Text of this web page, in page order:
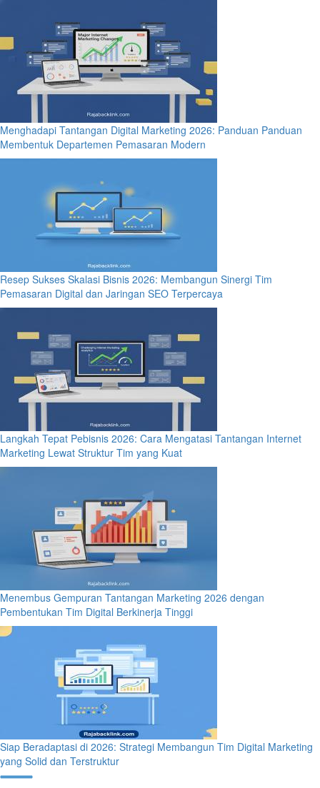
Menghadapi Tantangan Digital Marketing 2026: Panduan Panduan
Membentuk Departemen Pemasaran Modern
Resep Sukses Skalasi Bisnis 2026: Membangun Sinergi Tim
Pemasaran Digital dan Jaringan SEO Terpercaya
Langkah Tepat Pebisnis 2026: Cara Mengatasi Tantangan Internet
Marketing Lewat Struktur Tim yang Kuat
Menembus Gempuran Tantangan Marketing 2026 dengan
Pembentukan Tim Digital Berkinerja Tinggi
Siap Beradaptasi di 2026: Strategi Membangun Tim Digital Marketing
yang Solid dan Terstruktur